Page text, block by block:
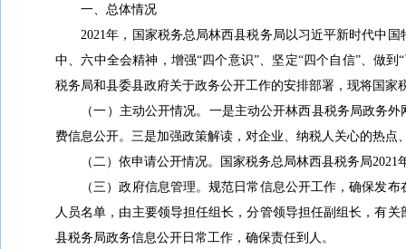
一、总体情况
2021年，国家税务总局林西县税务局以习近平新时代中国
中、六中全会精神，增强“四个意识”、坚定“四个自信”、做
税务局和县委县政府关于政务公开工作的安排部署，现将国家
（一）主动公开情况。一是主动公开林西县税务局政务外
费信息公开。三是加强政策解读，对企业、纳税人关心的热点
（二）依申请公开情况。国家税务总局林西县税务局2021
（三）政府信息管理。规范日常信息公开工作，确保发布
人员名单，由主要领导担任组长，分管领导担任副组长，有
县税务局政务信息公开日常工作，确保责任到人。